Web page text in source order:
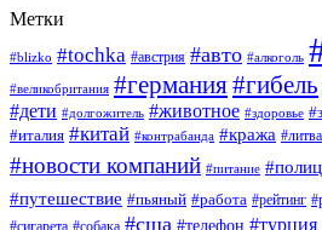
Метки
#blizko #tochka #австрия #авто #алкоголь
#великобритания #германия#гибель
#дети #долгожитель #животное #здоровье
#италия #китай #контрабанда #кража #литва
#новости компаний #питание
#путешествие #пьяный #работа #рейтинг
#сигарета #собака #сша #телефон #турция